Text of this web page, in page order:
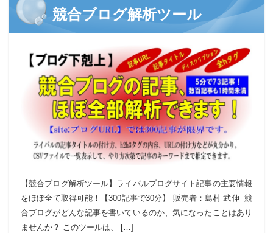
競合ブログ解析ツール
【競合ブログ解析ツール】ライバルブログサイト記事の主要情報
をほぼ全て取得可能！【300記事で30分】 販売者：島村 武伸 競
合ブログがどんな記事を書いているのか、気になったことはあり
ませんか？ このツールは、 […]